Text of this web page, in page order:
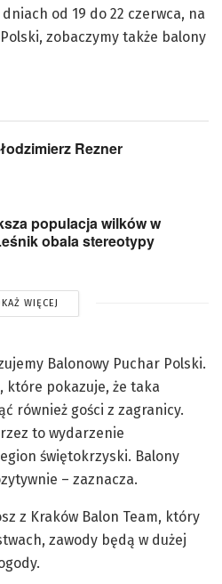
od 19 do 22 czerwca, na
zobaczymy także balony
Rezner
populacja wilków w
obala stereotypy
WIĘCEJ
Balonowy Puchar Polski.
które pokazuje, że taka
również gości z zagranicy.
to wydarzenie
świętokrzyski. Balony
– zaznacza.
z Kraków Balon Team, który
zawody będą w dużej